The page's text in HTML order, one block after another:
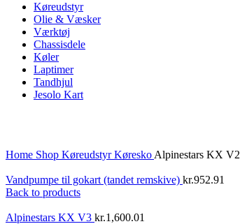
Køreudstyr
Olie & Væsker
Værktøj
Chassisdele
Køler
Laptimer
Tandhjul
Jesolo Kart
Home Shop KøreudstyrKøresko Alpinestars KX V2
Vandpumpe til gokart (tandet remskive) kr.952.91
Back to products
Alpinestars KX V3 kr.1,600.01